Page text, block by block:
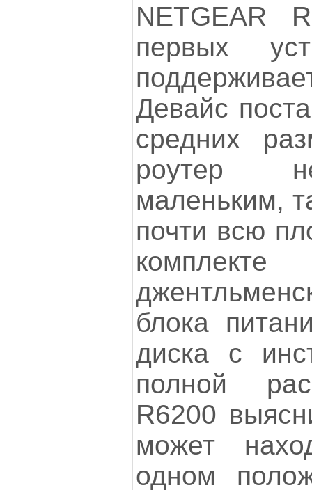
NETGEAR
первых
Девайс
средних
роутер
маленьким,
почти всю
блока
диска с
полной
R6200
может
одном